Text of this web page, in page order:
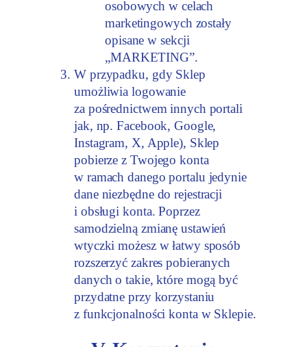
osobowych w celach
marketingowych zostały
opisane w sekcji
„MARKETING”.
W przypadku, gdy Sklep
umożliwia logowanie
za pośrednictwem innych portali
jak, np. Facebook, Google,
Instagram, X, Apple), Sklep
pobierze z Twojego konta
w ramach danego portalu jedynie
dane niezbędne do rejestracji
i obsługi konta. Poprzez
samodzielną zmianę ustawień
wtyczki możesz w łatwy sposób
rozszerzyć zakres pobieranych
danych o takie, które mogą być
przydatne przy korzystaniu
z funkcjonalności konta w Sklepie.